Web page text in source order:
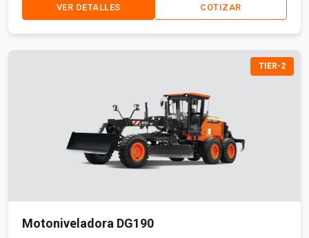
VER DETALLES COTIZAR
TIER-2
Motoniveladora DG190